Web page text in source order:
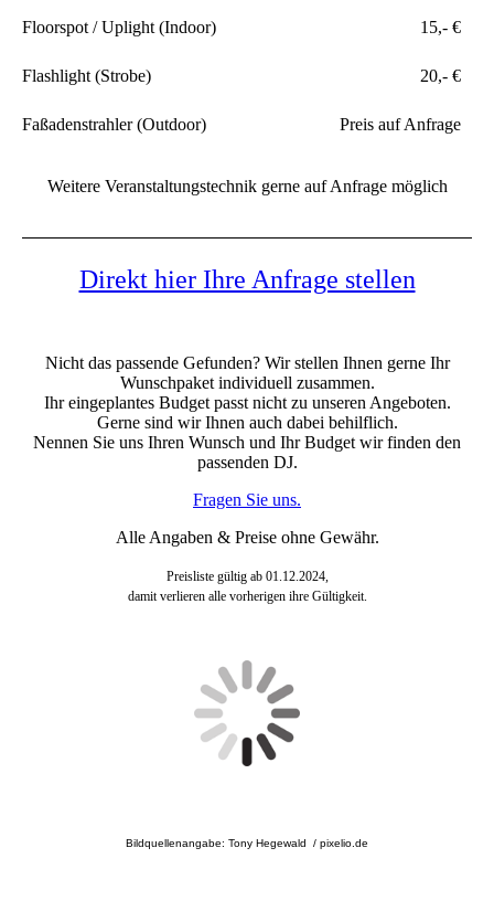
Floorspot / Uplight (Indoor) 15,- €
Flashlight (Strobe) 20,- €
Faßadenstrahler (Outdoor) Preis auf Anfrage
Weitere Veranstaltungstechnik gerne auf Anfrage möglich
Direkt hier Ihre Anfrage stellen
Nicht das passende Gefunden? Wir stellen Ihnen gerne Ihr
Wunschpaket individuell zusammen.
Ihr eingeplantes Budget passt nicht zu unseren Angeboten.
Gerne sind wir Ihnen auch dabei behilflich.
Nennen Sie uns Ihren Wunsch und Ihr Budget wir finden den
passenden DJ.
Fragen Sie uns.
Alle Angaben & Preise ohne Gewähr.
Preisliste gültig ab 01.12.2024,
damit verlieren alle vorherigen ihre Gültigkeit.
Bildquellenangabe: Tony Hegewald / pixelio.de